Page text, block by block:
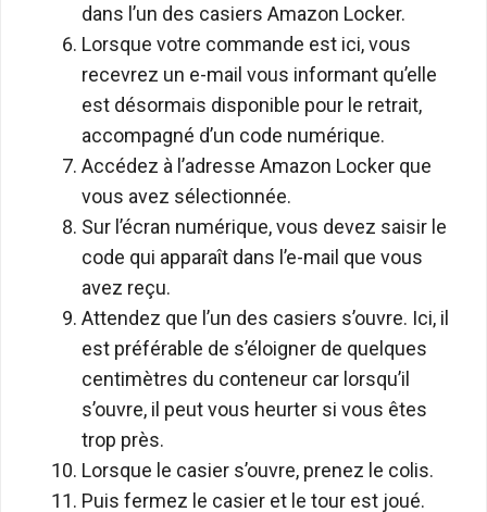
dans l’un des casiers Amazon Locker.
Lorsque votre commande est ici, vous
recevrez un e-mail vous informant qu’elle
est désormais disponible pour le retrait,
accompagné d’un code numérique.
Accédez à l’adresse Amazon Locker que
vous avez sélectionnée.
Sur l’écran numérique, vous devez saisir le
code qui apparaît dans l’e-mail que vous
avez reçu.
Attendez que l’un des casiers s’ouvre. Ici, il
est préférable de s’éloigner de quelques
centimètres du conteneur car lorsqu’il
s’ouvre, il peut vous heurter si vous êtes
trop près.
Lorsque le casier s’ouvre, prenez le colis.
Puis fermez le casier et le tour est joué.